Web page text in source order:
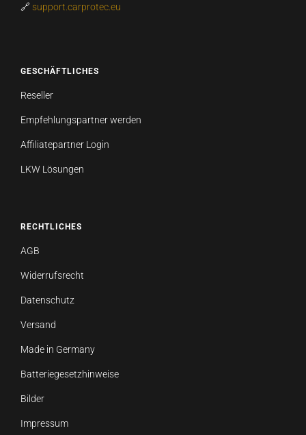
🔗 support.carprotec.eu
GESCHÄFTLICHES
Reseller
Empfehlungspartner werden
Affiliatepartner Login
LKW Lösungen
RECHTLICHES
AGB
Widerrufsrecht
Datenschutz
Versand
Made in Germany
Batteriegesetzhinweise
Bilder
Impressum